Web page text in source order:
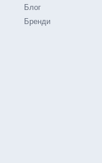
Блог
Бренди